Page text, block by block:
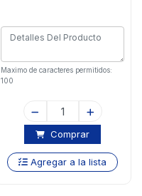
Maximo de caracteres permitidos:
100
Comprar
Agregar a la lista